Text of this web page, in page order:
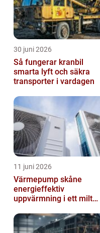
30 juni 2026
Så fungerar kranbil
smarta lyft och säkra
transporter i vardagen
11 juni 2026
Värmepump skåne
energieffektiv
uppvärmning i ett milt